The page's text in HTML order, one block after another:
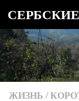
Под записью
ЖИЗНЬ /